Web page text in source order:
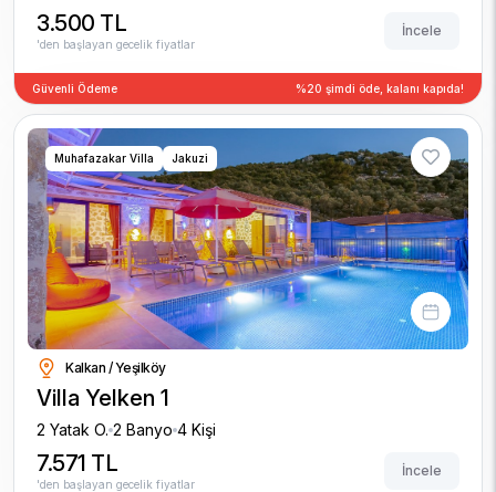
3.500 TL
'den başlayan gecelik fiyatlar
İncele
Güvenli Ödeme %20 şimdi öde, kalanı kapıda!
Muhafazakar Villa Jakuzi
Kalkan / Yeşilköy
Villa Yelken 1
2 Yatak O. 2 Banyo 4 Kişi
7.571 TL
'den başlayan gecelik fiyatlar
İncele